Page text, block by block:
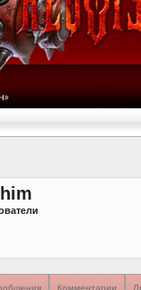
Комментарии